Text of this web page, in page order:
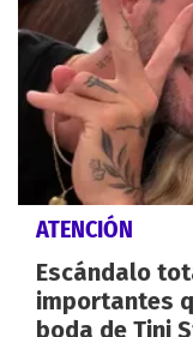
ATENCIÓN
Escándalo
importantes
boda de Tini